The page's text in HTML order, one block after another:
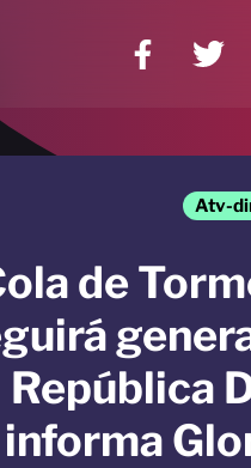
Atv-
de
República
informa